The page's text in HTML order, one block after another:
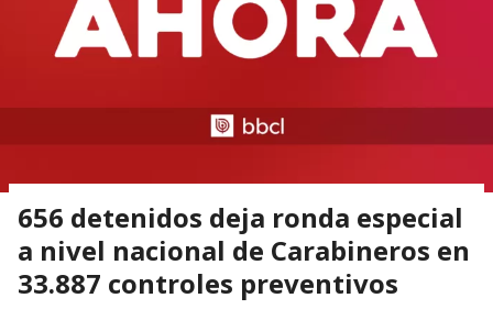
656 detenidos deja ronda especial
a nivel nacional de Carabineros en
33.887 controles preventivos